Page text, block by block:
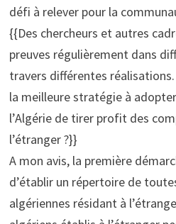
défi à relever pour la
{{Des chercheurs et autres
preuves régulièrement dans
travers différentes
la meilleure stratégie à
l’Algérie de tirer profit des
l’étranger ?}}
A mon avis, la première
d’établir un répertoire de
algériennes résidant à